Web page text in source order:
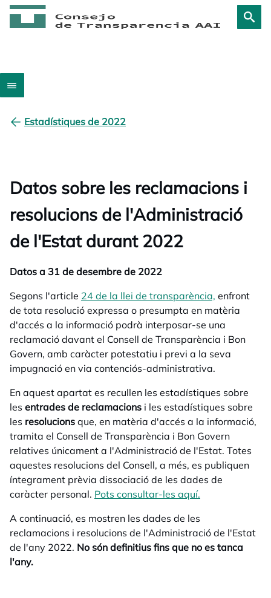
Estadístiques de 2022
Datos sobre les reclamacions i
resolucions de l'Administració
de l'Estat durant 2022
Datos a 31 de desembre de 2022
Segons l'article 24 de la llei de transparència, opens in a
enfront
de tota resolució expressa o presumpta en matèria
d'accés a la informació podrà interposar-se una
reclamació davant el Consell de Transparència i Bon
Govern, amb caràcter potestatiu i previ a la seva
impugnació en via contenciós-administrativa.
En aquest apartat es recullen les estadístiques sobre
les entrades de reclamacions i les estadístiques sobre
les resolucions que, en matèria d'accés a la informació,
tramita el Consell de Transparència i Bon Govern
relatives únicament a l'Administració de l'Estat. Totes
aquestes resolucions del Consell, a més, es publiquen
íntegrament prèvia dissociació de les dades de
caràcter personal. Pots consultar-les aquí.
A continuació, es mostren les dades de les
reclamacions i resolucions de l'Administració de l'Estat
de l'any 2022. No són definitius fins que no es tanca
l'any.